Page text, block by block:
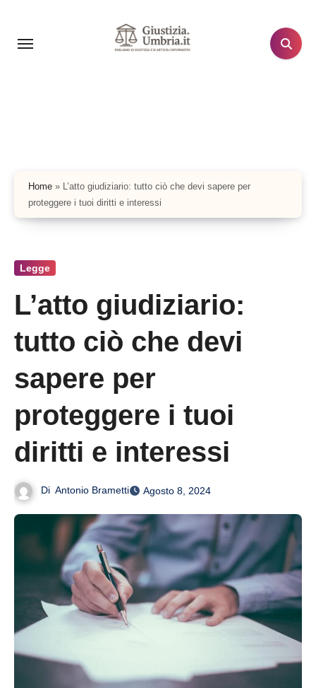
contenuto
Home » L’atto giudiziario: tutto ciò che devi sapere per
proteggere i tuoi diritti e interessi
Legge
L’atto giudiziario:
tutto ciò che devi
sapere per
proteggere i tuoi
diritti e interessi
Di Antonio Brametti Agosto 8, 2024